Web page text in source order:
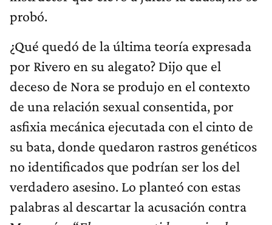
probó.
¿Qué quedó de la última teoría expresada
por Rivero en su alegato? Dijo que el
deceso de Nora se produjo en el contexto
de una relación sexual consentida, por
asfixia mecánica ejecutada con el cinto de
su bata, donde quedaron rastros genéticos
no identificados que podrían ser los del
verdadero asesino. Lo planteó con estas
palabras al descartar la acusación contra